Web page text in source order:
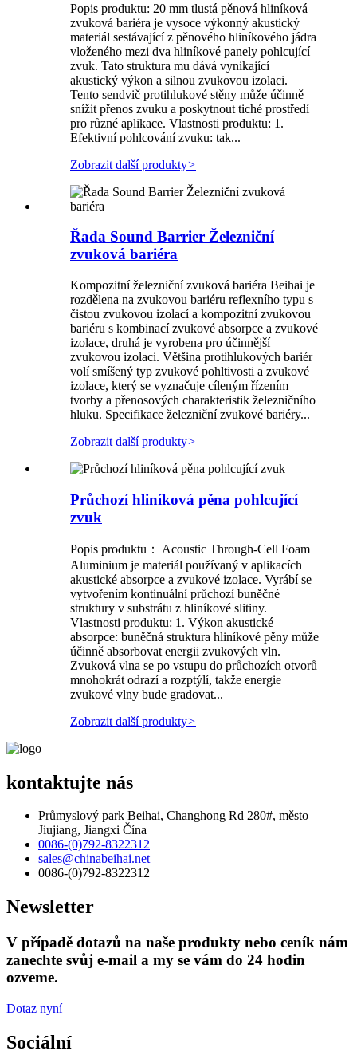
Popis produktu: 20 mm tlustá pěnová hliníková
zvuková bariéra je vysoce výkonný akustický
materiál sestávající z pěnového hliníkového jádra
vloženého mezi dva hliníkové panely pohlcující
zvuk. Tato struktura mu dává vynikající
akustický výkon a silnou zvukovou izolaci.
Tento sendvič protihlukové stěny může účinně
snížit přenos zvuku a poskytnout tiché prostředí
pro různé aplikace. Vlastnosti produktu: 1.
Efektivní pohlcování zvuku: tak...
Zobrazit další produkty>
Řada Sound Barrier Železniční
zvuková bariéra
Kompozitní železniční zvuková bariéra Beihai je
rozdělena na zvukovou bariéru reflexního typu s
čistou zvukovou izolací a kompozitní zvukovou
bariéru s kombinací zvukové absorpce a zvukové
izolace, druhá je vyrobena pro účinnější
zvukovou izolaci. Většina protihlukových bariér
volí smíšený typ zvukové pohltivosti a zvukové
izolace, který se vyznačuje cíleným řízením
tvorby a přenosových charakteristik železničního
hluku. Specifikace železniční zvukové bariéry...
Zobrazit další produkty>
Průchozí hliníková pěna pohlcující
zvuk
Popis produktu： Acoustic Through-Cell Foam
Aluminium je materiál používaný v aplikacích
akustické absorpce a zvukové izolace. Vyrábí se
vytvořením kontinuální průchozí buněčné
struktury v substrátu z hliníkové slitiny.
Vlastnosti produktu: 1. Výkon akustické
absorpce: buněčná struktura hliníkové pěny může
účinně absorbovat energii zvukových vln.
Zvuková vlna se po vstupu do průchozích otvorů
mnohokrát odrazí a rozptýlí, takže energie
zvukové vlny bude gradovat...
Zobrazit další produkty>
kontaktujte nás
Průmyslový park Beihai, Changhong Rd 280#, město
Jiujiang, Jiangxi Čína
0086-(0)792-8322312
sales@chinabeihai.net
0086-(0)792-8322312
Newsletter
V případě dotazů na naše produkty nebo ceník nám
zanechte svůj e-mail a my se vám do 24 hodin
ozveme.
Dotaz nyní
Sociální